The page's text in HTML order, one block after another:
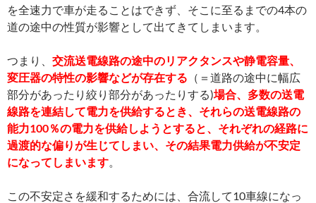
を全速力で車が走ることはできず、そこに至るまでの4本の
道の途中の性質が影響として出てきてしまいます。
つまり、 交流送電線路の途中のリアクタンスや静電容量、
変圧器の特性の影響などが存在する （＝道路の途中に幅広
部分があったり絞り部分があったりする)場合、多数の送電
線路を連結して電力を供給するとき、それらの送電線路の
能力100％の電力を供給しようとすると、それぞれの経路に
過渡的な偏りが生じてしまい、その結果電力供給が不安定
になってしまいます。
この不安定さを緩和するためには、合流して10車線になっ